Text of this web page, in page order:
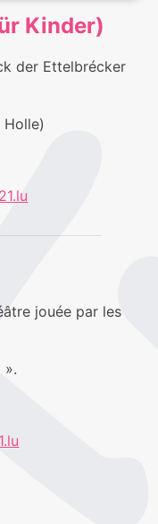
Kinder)
der Ettelbrécker
jouée par les
».